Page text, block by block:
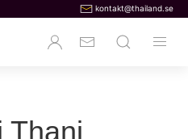
kontakt@thailand.se
Thani